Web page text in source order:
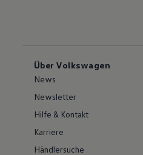
Über Volkswagen
News
Newsletter
Hilfe & Kontakt
Karriere
Händlersuche